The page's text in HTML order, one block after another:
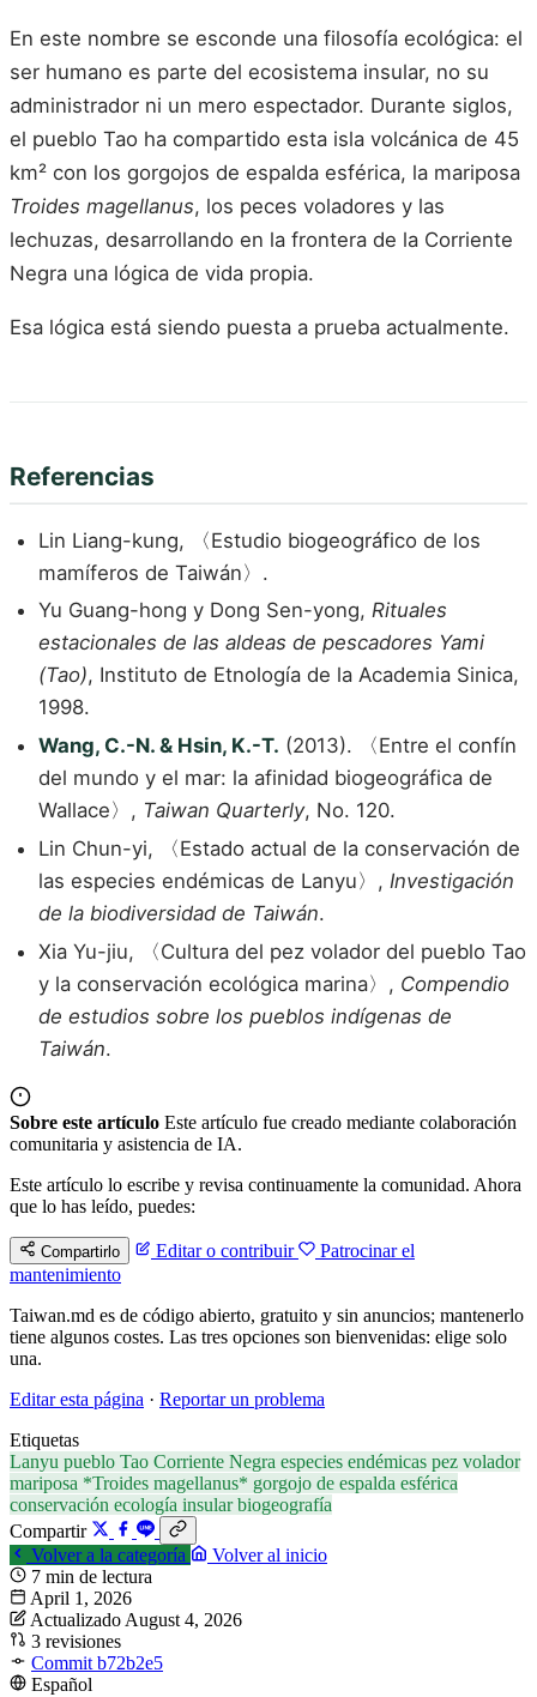
En este nombre se esconde una filosofía ecológica: el
ser humano es parte del ecosistema insular, no su
administrador ni un mero espectador. Durante siglos,
el pueblo Tao ha compartido esta isla volcánica de 45
km² con los gorgojos de espalda esférica, la mariposa
Troides magellanus, los peces voladores y las
lechuzas, desarrollando en la frontera de la Corriente
Negra una lógica de vida propia.
Esa lógica está siendo puesta a prueba actualmente.
Referencias
Lin Liang-kung, 〈Estudio biogeográfico de los
mamíferos de Taiwán〉.
Yu Guang-hong y Dong Sen-yong, Rituales
estacionales de las aldeas de pescadores Yami
(Tao), Instituto de Etnología de la Academia Sinica,
1998.
Wang, C.-N. & Hsin, K.-T. (2013). 〈Entre el confín
del mundo y el mar: la afinidad biogeográfica de
Wallace〉, Taiwan Quarterly, No. 120.
Lin Chun-yi, 〈Estado actual de la conservación de
las especies endémicas de Lanyu〉, Investigación
de la biodiversidad de Taiwán.
Xia Yu-jiu, 〈Cultura del pez volador del pueblo Tao
y la conservación ecológica marina〉, Compendio
de estudios sobre los pueblos indígenas de
Taiwán.
Sobre este artículo Este artículo fue creado mediante colaboración
comunitaria y asistencia de IA.
Este artículo lo escribe y revisa continuamente la comunidad. Ahora
que lo has leído, puedes:
Compartirlo Editar o contribuir
Patrocinar el
mantenimiento
Taiwan.md es de código abierto, gratuito y sin anuncios; mantenerlo
tiene algunos costes. Las tres opciones son bienvenidas: elige solo
una.
Editar esta página · Reportar un problema
Etiquetas
Lanyu pueblo Tao Corriente Negra especies endémicas pez volador
mariposa *Troides magellanus* gorgojo de espalda esférica
conservación ecología insularbiogeografía
Compartir
Volver a la categoría
Volver al inicio
7 min de lectura
April 1, 2026
Actualizado August 4, 2026
3 revisiones
Commit b72b2e5
Español